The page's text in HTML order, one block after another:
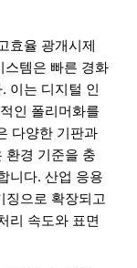
효율 광개시제
스템은 빠른 경화
이는 디지털 인
인 폴리머화를
다양한 기판과
환경 기준을 충
니다. 산업 응용
징으로 확장되고
리 속도와 표면